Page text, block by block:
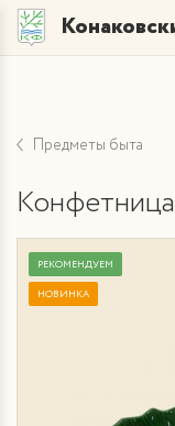
Предметы быта
РЕКОМЕНДУЕМ
НОВИНКА